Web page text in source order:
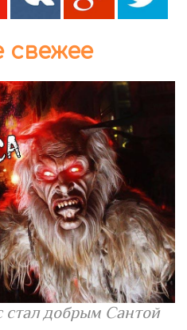
стал добрым Сантой